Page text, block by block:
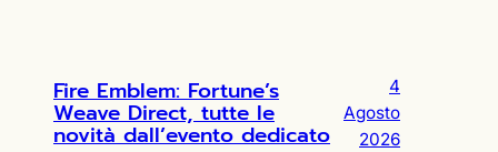
Fire Emblem: Fortune’s
Weave Direct, tutte le
novità dall’evento dedicato
4
Agosto
2026